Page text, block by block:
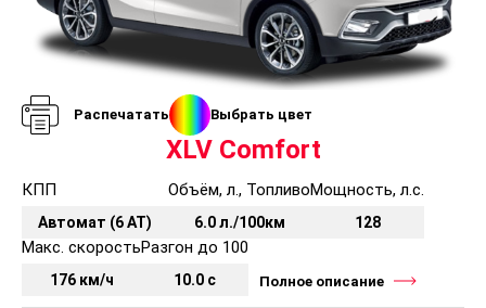
Распечатать Выбрать цвет
XLV Comfort
КПП
Автомат (6 AT)
Объём, л., Топливо
6.0 л./100км
Мощность, л.с.
128
Макс. скорость
176 км/ч
Разгон до 100
10.0 с Полное описание